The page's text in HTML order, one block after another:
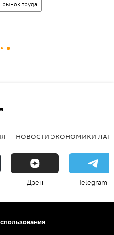
рынок труда
НОВОСТИ ЭКОНОМИКИ
Дзен Telegram